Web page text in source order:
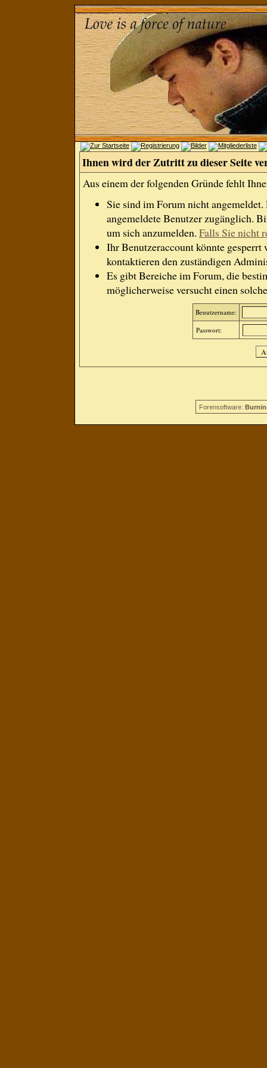
Ihnen wird der Zutritt zu dieser Seite
Aus einem der folgenden Gründe fehlt
Sie sind im Forum nicht
angemeldete Benutzer zugänglich.
um sich anzumelden. Falls Sie nicht
Ihr Benutzeraccount könnte gesperrt
kontaktieren den zuständigen
Es gibt Bereiche im Forum, die
möglicherweise versucht einen
Benutzername:
Passwort:
Forensoftware: